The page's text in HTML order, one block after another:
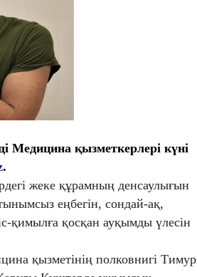
Медицина қызметкерлері күні
.
жеке құрамның денсаулығын
еңбегін, сондай-ақ,
қимылға қосқан ауқымды үлесін
қызметінің полковнигі Тимур